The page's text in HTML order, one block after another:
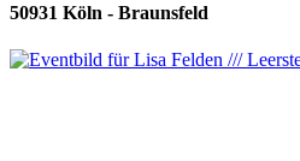
50931 Köln - Braunsfeld